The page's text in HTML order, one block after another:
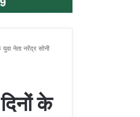
नेता नरेंद्र सोनी
के